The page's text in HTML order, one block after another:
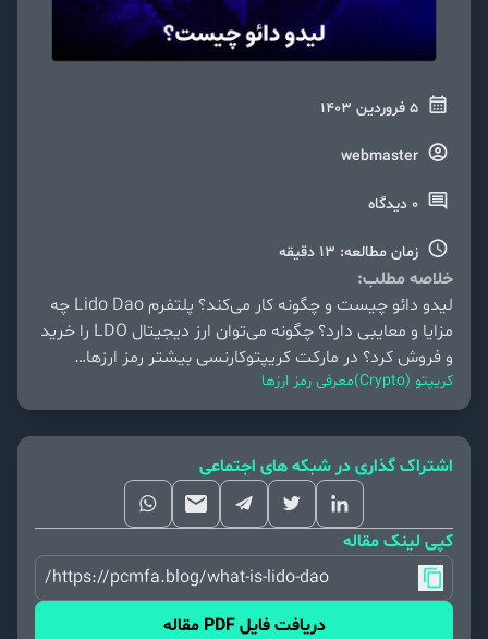
5 فروردین 1403
webmaster
0 دیدگاه
زمان مطالعه: 13 دقیقه
خلاصه مطلب:
لیدو دائو چیست و چگونه کار می‌کند؟ پلتفرم Lido Dao چه
مزایا و معایبی دارد؟ چگونه می‌توان ارز دیجیتال LDO را خرید
و فروش کرد؟ در مارکت کریپتوکارنسی بیشتر رمز ارزها…
کریپتو (Crypto) معرفی رمز ارزها
اشتراک گذاری در شبکه های اجتماعی
کپی لینک مقاله
https://pcmfa.blog/what-is-lido-dao/
دریافت فایل PDF مقاله